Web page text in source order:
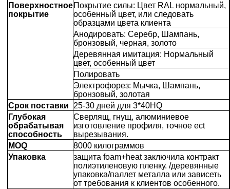
Поверхностное
покрытие
Покрытие силы: Цвет RAL нормальный,
особенный цвет, или следовать
образцами цвета клиента
Анодировать: Серебр, Шампань,
бронзовый, черная, золото
Деревянная имитация: Нормальный
цвет, особенный цвет
Полировать
Электрофорез: Мычка, Шампань,
бронзовый, золотая
Срок поставки
25-30 дней для 3*40HQ
Глубокая
обрабатывая
способность
Сверлящ, гнущ, алюминиевое
изготовление профиля, точное ect
вырезывания.
MOQ
8000 килограммов
Упаковка
защита foam+heat заключила контракт
полиэтиленовую пленку. /деревянные
упаковка/паллет металла или зависеть
от требования к клиентов особенного.